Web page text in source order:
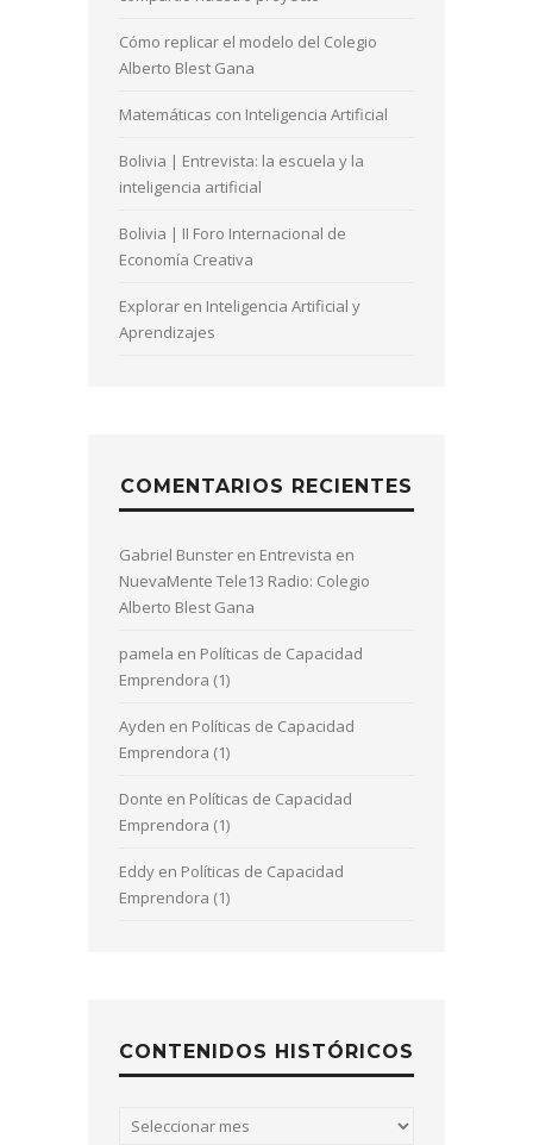
Cómo replicar el modelo del Colegio
Alberto Blest Gana
Matemáticas con Inteligencia Artificial
Bolivia | Entrevista: la escuela y la
inteligencia artificial
Bolivia | II Foro Internacional de
Economía Creativa
Explorar en Inteligencia Artificial y
Aprendizajes
COMENTARIOS RECIENTES
Gabriel Bunster en Entrevista en
NuevaMente Tele13 Radio: Colegio
Alberto Blest Gana
pamela en Políticas de Capacidad
Emprendora (1)
Ayden en Políticas de Capacidad
Emprendora (1)
Donte en Políticas de Capacidad
Emprendora (1)
Eddy en Políticas de Capacidad
Emprendora (1)
CONTENIDOS HISTÓRICOS
Contenidos